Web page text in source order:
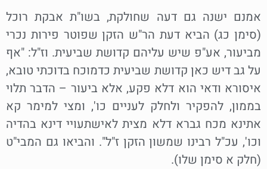
אמנם ישנה גם דעה שחולקת, בשו"ת אבקת רוכל
(סימן כג) הביא דעת הר"ש הזקן שפוטר פירות נכרי
מביעור, אע"פ שיש עליהם קדושת שביעית. וז"ל: "אף
על גב דיש כאן קדושת שביעית כדמוכח בדוכתי טובא,
איסורא ודאי הוא דלא פקע, אלא ביעור – הדבר תלוי
בממון, להפקיר ולחלק לעניים כו', ומצי למימר קא
אתינא מכח גברא דלא מצית לאישתעויי דינא בהדיה
וכו', עכ"ל רבינו שמשון הזקן ז"ל". והביאו גם המבי"ט
(חלק א סימן שלו).